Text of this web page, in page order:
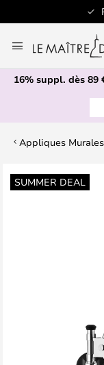
au
contenu
16% suppl. dès 89
Appliques Murales
SUMMER DEAL
Skip
to